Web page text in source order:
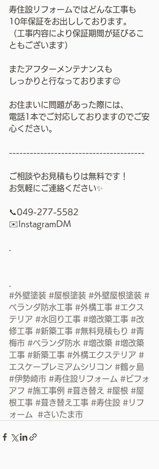
寿住設リフォームではどんな工事も
10年保証をお出ししております。
（工事内容により保証期間が延びるこ
ともございます）
またアフターメンテナンスも
しっかりと行なっております😌
お住まいに問題があった際には、
電話1本でご対応しておりますのでご安
心ください。
---------------------------------------
ご相談やお見積もりは無料です！
お気軽にご連絡ください✨
📞049-277-5582
✉️InstagramDM
#外壁塗装 #屋根塗装 #外壁屋根塗装 #
ベランダ防水工事 #外構工事 #エクス
テリア #水回り工事 #増改築工事 #改
修工事 #新築工事 #無料見積もり #青
梅市 #ベランダ防水 #増改築 #増改築
工事 #新築工事 #外構エクステリア #
エスケープレミアムシリコン #鶴ヶ島
#伊勢崎市 #寿住設リフォーム #ビフォ
アフ #施工事例 #葺き替え #屋根 #屋
根工事 #葺き替え工事 #寿住設 #リフ
ォーム
#さいたま市